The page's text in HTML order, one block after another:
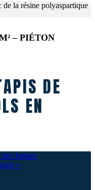
– PIÉTON
DE
EN